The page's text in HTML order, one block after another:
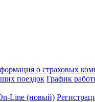
о страховых
поездок График
Line (новый)